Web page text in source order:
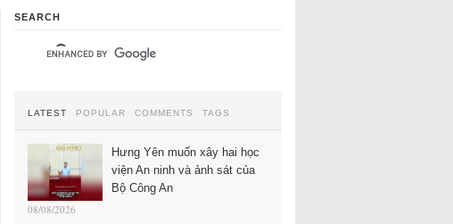
SEARCH
LATEST POPULAR COMMENTS TAGS
Hưng Yên muốn xây hai học
viện An ninh và ảnh sát của
Bộ Công An
08/08/2026